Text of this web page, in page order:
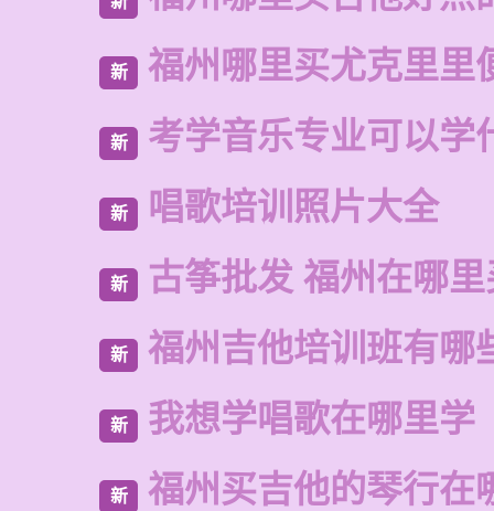
新 福州哪里买尤克里里
新 考学音乐专业可以学
新 唱歌培训照片大全
新 古筝批发 福州在哪
新 福州吉他培训班有哪
新 我想学唱歌在哪里学
新 福州买吉他的琴行在